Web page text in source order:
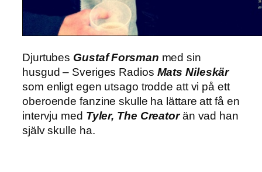
Djurtubes Gustaf Forsman med sin
husgud – Sveriges Radios Mats Nileskär
som enligt egen utsago trodde att vi på ett
oberoende fanzine skulle ha lättare att få en
intervju med Tyler, The Creatorän vad han
själv skulle ha.